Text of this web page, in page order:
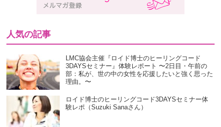
人気の記事
LMC協会主催『ロイド博士のヒーリングコード
3DAYSセミナー』体験レポート 〜2日目・午前の
部：私が、世の中の女性を応援したいと強く思った
理由。〜
ロイド博士のヒーリングコード3DAYSセミナー体
験レポ（Suzuki Sanaさん）